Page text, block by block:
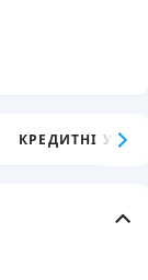
КРЕДИТНІ